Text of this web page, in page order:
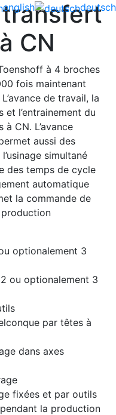
english deutsch
CN
à 4 broches
fois maintenant
de travail, la
l’entrainement du
CN. L’avance
aussi des
simultané
des temps de cycle
automatique
la commande de
production
optionalement 3
ou optionalement 3
par têtes à
dans axes
fixées et par outils
la production